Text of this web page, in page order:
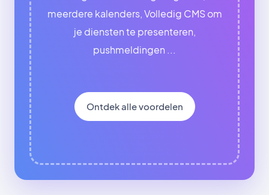
meerdere kalenders, Volledig CMS om
je diensten te presenteren,
pushmeldingen ...
Ontdek alle voordelen